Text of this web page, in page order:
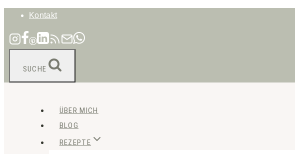
springen
Kontakt
SUCHE
ÜBER MICH
BLOG
REZEPTE